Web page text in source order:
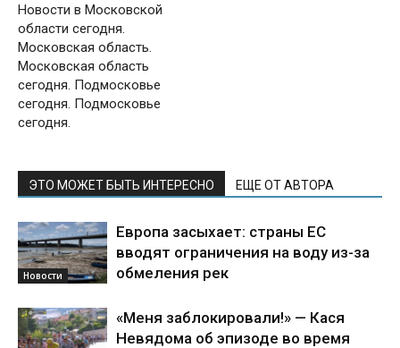
Новости в Московской
области сегодня.
Московская область.
Московская область
сегодня. Подмосковье
сегодня. Подмосковье
сегодня.
ЭТО МОЖЕТ БЫТЬ ИНТЕРЕСНО ЕЩЕ ОТ АВТОРА
Новости
Европа засыхает: страны ЕС
вводят ограничения на воду из-за
обмеления рек
«Меня заблокировали!» — Кася
Невядома об эпизоде во время